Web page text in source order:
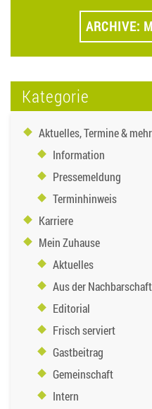
ARCHIVE:
Kategorie
Aktuelles, Termine &
Information
Pressemeldung
Terminhinweis
Karriere
Mein Zuhause
Aktuelles
Aus der Nachbarschaft
Editorial
Frisch serviert
Gastbeitrag
Gemeinschaft
Intern